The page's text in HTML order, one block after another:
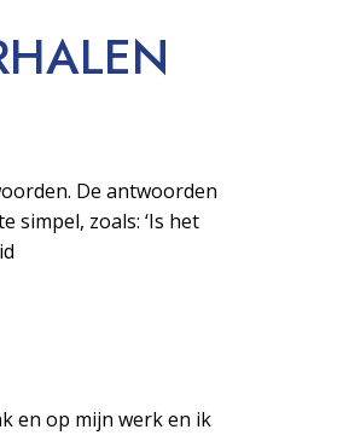
De antwoorden
simpel, zoals: ‘Is het
en op mijn werk en ik